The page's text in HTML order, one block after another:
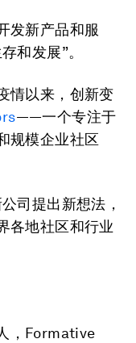
发新产品和服
和发展”。
情以来，创新变
——一个专注于
规模企业社区
司提出新想法，
各地社区和行业
，Formative